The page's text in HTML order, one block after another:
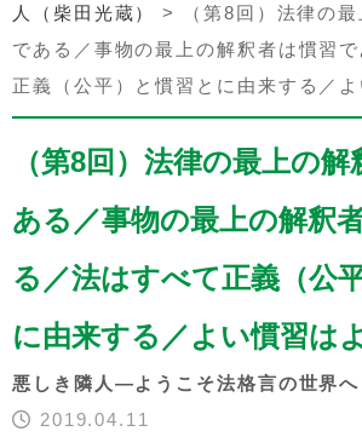
人（柴田光蔵）
>
（第8回）法律の
である／事物の最上の解釈者は慣習
正義（公平）と慣習とに由来する／
（第8回）法律の最上の
ある／事物の最上の解釈
る／法はすべて正義（公
に由来する／よい慣習は
悪しき隣人―ようこそ法格言の世界へ
2019.04.11